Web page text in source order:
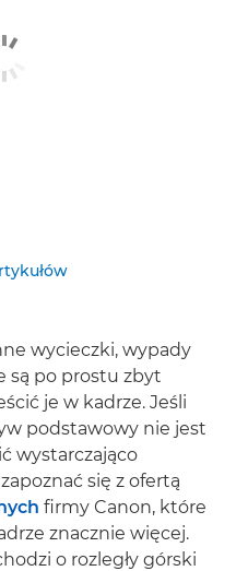
wycieczki, wypady
są po prostu zbyt
je w kadrze. Jeśli
podstawowy nie jest
wystarczająco
się z ofertą
firmy Canon, które
znacznie więcej.
o rozległy górski